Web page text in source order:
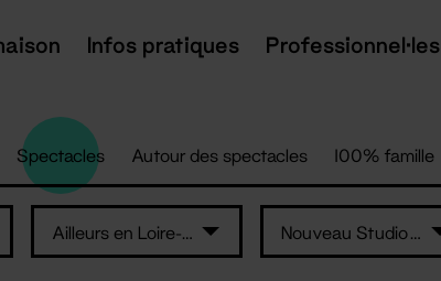
Infos pratiques Professionnel·les
Spectacles Autour des spectacles 100% famille
Ailleurs en Loire-Atlantique Nouveau Studio Théâtre